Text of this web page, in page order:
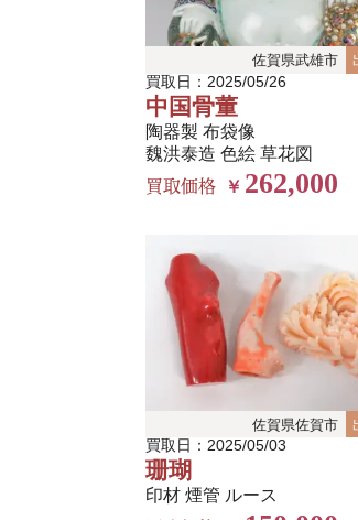
佐賀県武雄市
買取日：2025/05/26
中国骨董
陶器製 布袋像
魏洪泰造 色絵 草花図
買取価格 ￥ 262,000
佐賀県佐賀市
買取日：2025/05/03
珊瑚
印材 煙管 ルース